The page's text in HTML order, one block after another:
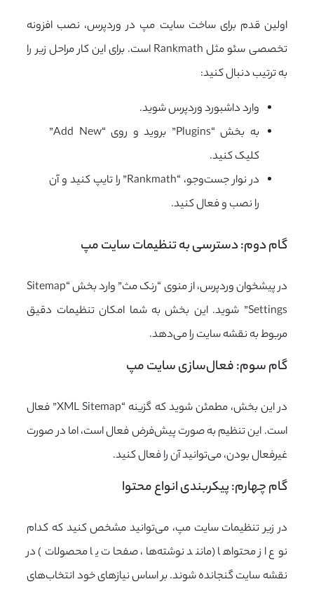
اولین قدم برای ساخت سایت مپ در وردپرس، نصب افزونه
تخصصی سئو مثل Rankmath است. برای این کار مراحل زیر را
به ترتیب دنبال کنید:
وارد داشبورد وردپرس شوید.
به بخش “Plugins” بروید و روی “Add New”
کلیک کنید.
در نوار جست‌وجو، “Rankmath” را تایپ کنید و آن
را نصب و فعال کنید.
گام دوم: دسترسی به تنظیمات سایت مپ
در پیشخوان وردپرس، از منوی “رنک مث” وارد بخش “Sitemap
Settings” شوید. این بخش به شما امکان تنظیمات دقیق
مربوط به نقشه سایت را می‌دهد.
گام سوم: فعال‌سازی سایت مپ
در این بخش، مطمئن شوید که گزینه “XML Sitemap” فعال
است. این تنظیم به صورت پیش‌فرض فعال است، اما در صورت
غیرفعال بودن، می‌توانید آن را فعال کنید.
گام چهارم: پیکربندی انواع محتوا
در زیر تنظیمات سایت مپ، می‌توانید مشخص کنید که کدام
نوع از محتواها (مانند نوشته‌ها، صفحات یا محصولات) در
نقشه سایت گنجانده شوند. بر اساس نیازهای خود انتخاب‌های